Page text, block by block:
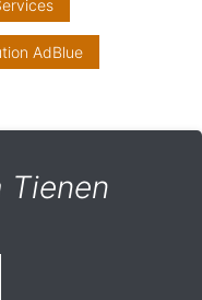
AdBlue
Tienen